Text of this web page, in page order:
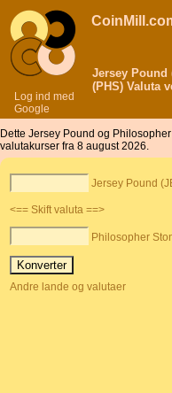
Log ind med
Google
Jersey Pound
(PHS) Valuta
Dette Jersey Pound og
valutakurser fra 8 august 2026.
Jersey Pound
<== Skift valuta ==>
Philosopher
Andre lande og valutaer